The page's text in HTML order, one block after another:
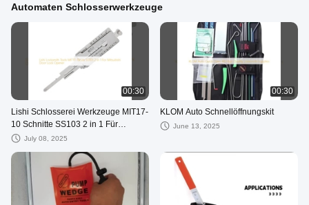
Automaten Schlosserwerkzeuge
00:30
Lishi Schlosserei Werkzeuge MIT17-
10 Schnitte SS103 2 in 1 Für
Mitsubishi Türschlossöffner
July 08, 2025
00:30
KLOM Auto Schnellöffnungskit
June 13, 2025